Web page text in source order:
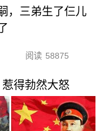
，三弟生了仨儿
阅读 58875
得勃然大怒